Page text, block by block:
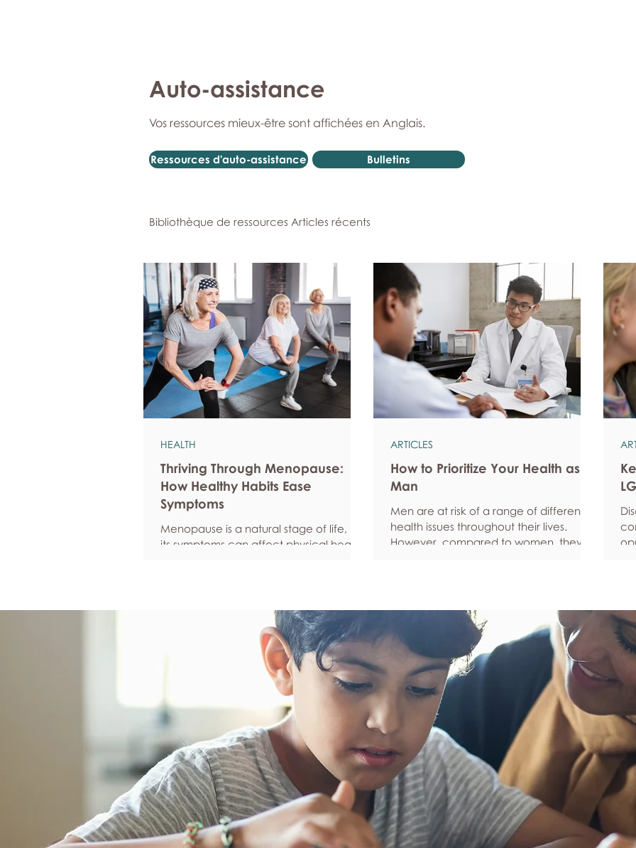
Auto-assistance
Vos ressources mieux-être sont affichées en Anglais.
Ressources d'auto-assistance Bulletins
Bibliothèque de ressources Articles récents
Thriving Through Menopause:
How Healthy Habits Ease
Symptoms
Menopause is a natural stage of life, but
its symptoms can affect physical health,
stress management, women can
reduce common symptoms, improve
their quality of life, and feel more
empowered as they navigate this
HEALTH
How to Prioritize Your Health as a
Man
Men are at risk of a range of different
health issues throughout their lives.
However, compared to women, they’re
and wellbeing. Schedule regular health
screenings Health check-ups and
screenings are a way of identifying any
health issues or determining whether
someone has a higher chance of
developing a health issue so that ear
ARTICLES